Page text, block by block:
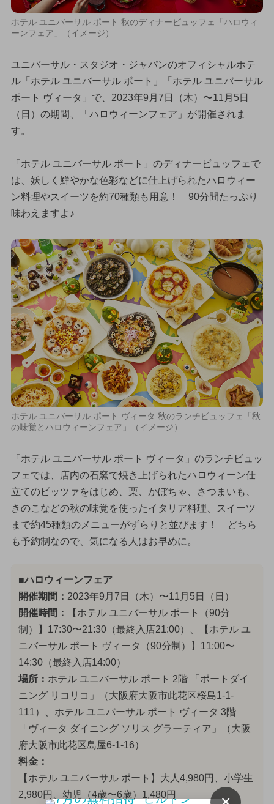
ホテル ユニバーサル ポート 秋のディナービュッフェ「ハロウィ
ーンフェア」（イメージ）
ユニバーサル・スタジオ・ジャパンのオフィシャルホテ
ル「ホテル ユニバーサル ポート」「ホテル ユニバーサル
ポート ヴィータ」で、2023年9月7日（木）〜11月5日
（日）の期間、「ハロウィーンフェア」が開催されま
す。
「ホテル ユニバーサル ポート」のディナービュッフェで
は、妖しく鮮やかな色彩などに仕上げられたハロウィー
ン料理やスイーツを約70種類も用意！ 90分間たっぷり
味わえますよ♪
ホテル ユニバーサル ポート ヴィータ 秋のランチビュッフェ「秋
の味覚とハロウィーンフェア」（イメージ）
「ホテル ユニバーサル ポート ヴィータ」のランチビュッ
フェでは、店内の石窯で焼き上げられたハロウィーン仕
立てのピッツァをはじめ、栗、かぼちゃ、さつまいも、
きのこなどの秋の味覚を使ったイタリア料理、スイーツ
まで約45種類のメニューがずらりと並びます！ どちら
も予約制なので、気になる人はお早めに。
■ハロウィーンフェア
開催期間： 2023年9月7日（木）〜11月5日（日）
開催時間：
【ホテル ユニバーサル ポート（90分
制）】17:30〜21:30（最終入店21:00）、【ホテル ユ
ニバーサル ポート ヴィータ（90分制）】11:00〜
14:30（最終入店14:00）
場所： ホテル ユニバーサル ポート 2階 「ポートダイ
ニング リコリコ」（大阪府大阪市此花区桜島1-1-
111）、ホテル ユニバーサル ポート ヴィータ 3階
「ヴィータ ダイニング ソリス グラーティア」（大阪
府大阪市此花区島屋6-1-16）
料金：
【ホテル ユニバーサル ポート】大人4,980円、小学生
2,980円、幼児（4歳〜6歳）1,480円